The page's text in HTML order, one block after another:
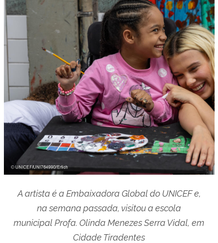
A artista é a Embaixadora Global do UNICEF e,
na semana passada, visitou a escola
municipal Profa. Olinda Menezes Serra Vidal, em
Cidade Tiradentes